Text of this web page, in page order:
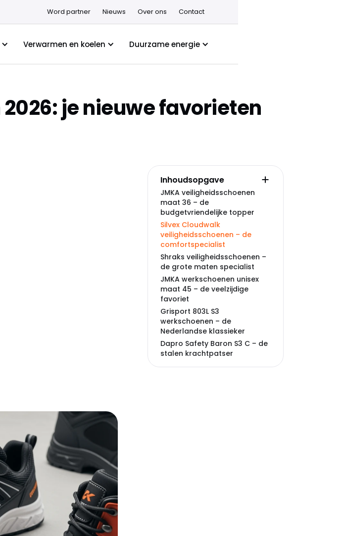
Word partner Nieuws Over ons Contact
Verwarmen en koelen Duurzame energie
je nieuwe favorieten
de 7 topmodellen van
rij gezet. Ontdek snel welke
– de
Inhoudsopgave
JMKA veiligheidsschoenen
maat 36 – de
budgetvriendelijke topper
Silvex Cloudwalk
veiligheidsschoenen – de
comfortspecialist
Shraks veiligheidsschoenen –
de grote maten specialist
JMKA werkschoenen unisex
maat 45 – de veelzijdige
favoriet
Grisport 803L S3
werkschoenen – de
Nederlandse klassieker
Dapro Safety Baron S3 C – de
stalen krachtpatser
Safety Jogger Bestboy S3 –